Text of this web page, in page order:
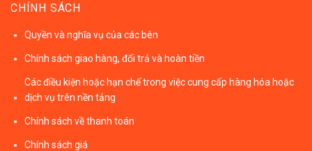
CHÍNH SÁCH
Quyền và nghĩa vụ của các bên
Chính sách giao hàng, đổi trả và hoàn tiền
Các điều kiện hoặc hạn chế trong việc cung cấp hàng hóa hoặc
dịch vụ trên nền tảng
Chính sách về thanh toán
Chính sách giá